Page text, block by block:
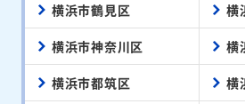
横浜市鶴見区 横
横浜市神奈川区 横
横浜市都筑区 横